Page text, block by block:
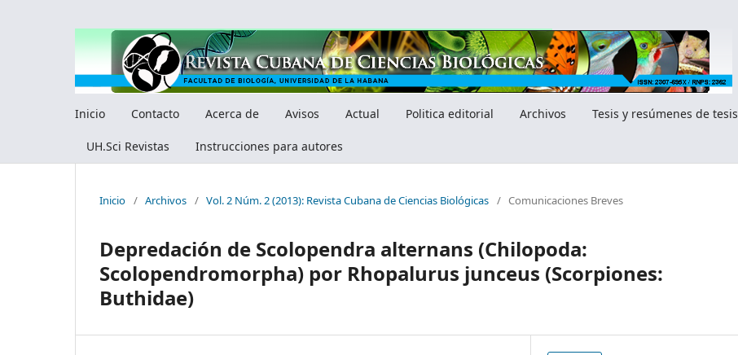
Inicio Contacto Acerca de Avisos Actual Politica editorial Archivos Tesis y resúmenes de tesis
UH.Sci Revistas Instrucciones para autores
Inicio / Archivos / Vol. 2 Núm. 2 (2013): Revista Cubana de Ciencias Biológicas / Comunicaciones Breves
Depredación de Scolopendra alternans (Chilopoda:
Scolopendromorpha) por Rhopalurus junceus (Scorpiones:
Buthidae)